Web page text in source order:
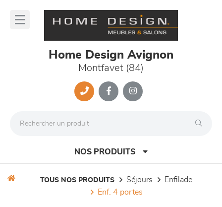
Home Design Avignon
Montfavet (84)
NOS PRODUITS
TOUS NOS PRODUITS séjours
enfilade
enf. 4 portes